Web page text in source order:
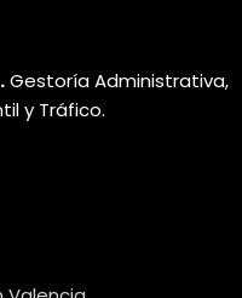
Gestoría Administrativa,
y Tráfico.